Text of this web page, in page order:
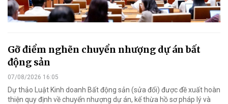
Gỡ điểm nghẽn chuyển nhượng dự án bất
động sản
07/08/2026 16:05
Dự thảo Luật Kinh doanh Bất động sản (sửa đổi) được đề xuất hoàn
thiện quy định về chuyển nhượng dự án, kế thừa hồ sơ pháp lý và